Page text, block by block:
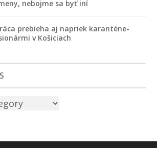
nebojme sa byť iní
prebieha aj napriek karanténe-
v Košiciach